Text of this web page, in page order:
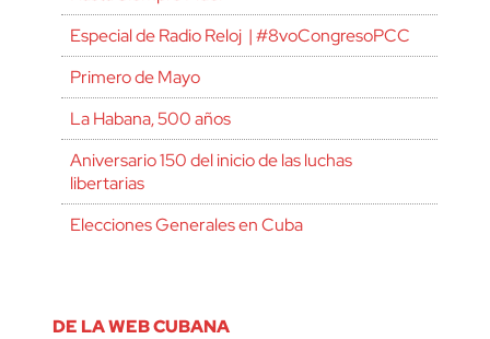
Especial de Radio Reloj | #8voCongresoPCC
Primero de Mayo
La Habana, 500 años
Aniversario 150 del inicio de las luchas
libertarias
Elecciones Generales en Cuba
DE LA WEB CUBANA